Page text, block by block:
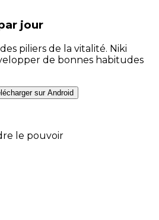
jour
piliers de la vitalité. Niki
de bonnes habitudes
sur Android
le pouvoir